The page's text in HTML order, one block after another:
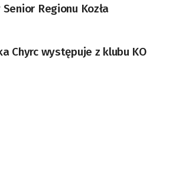
Regionu Kozła
Chyrc występuje z klubu KO